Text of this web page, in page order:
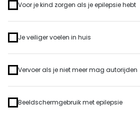
Voor je kind zorgen als je epilepsie hebt
Je veiliger voelen in huis
Vervoer als je niet meer mag autorijden
Beeldschermgebruik met epilepsie